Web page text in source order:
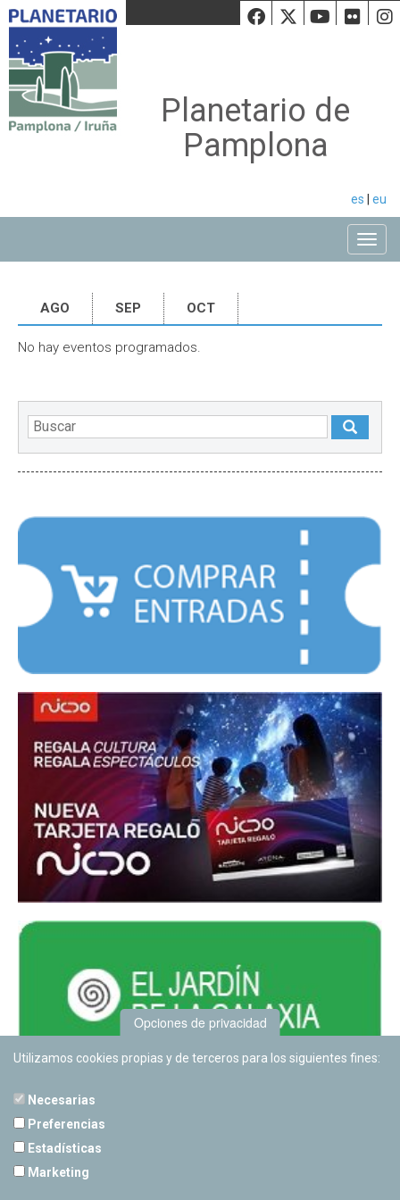
Facebook
Twiiter
Planetario de
Pamplona
es eu
AGO SEP OCT
No hay eventos programados.
Opciones de privacidad
Utilizamos cookies propias y de terceros para los siguientes fines:
Necesarias
Preferencias
Estadísticas
Marketing